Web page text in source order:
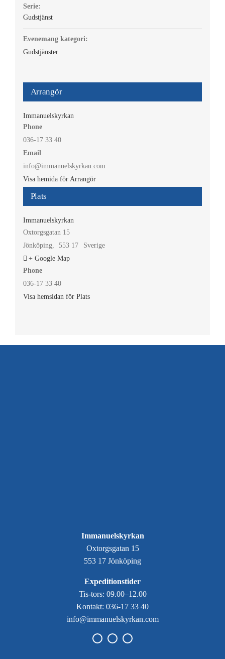
Serie:
Gudstjänst
Evenemang kategori:
Gudstjänster
Plats
Immanuelskyrkan
Oxtorgsgatan 15
Jönköping, 553 17
Sverige
+ Google Map
Phone
036-17 33 40
Visa hemsidan för Plats
Arrangör
Immanuelskyrkan
Phone
036-17 33 40
Email
info@immanuelskyrkan.com
Visa hemida för Arrangör
Immanuelskyrkan
Oxtorgsgatan 15
553 17 Jönköping
Expeditionstider
Tis-tors: 09.00–12.00
Kontakt: 036-17 33 40
info@immanuelskyrkan.com